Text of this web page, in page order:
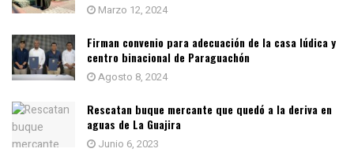
Marzo 12, 2024
Firman convenio para adecuación de la casa lúdica y
centro binacional de Paraguachón
Agosto 8, 2024
Rescatan buque mercante que quedó a la deriva en
aguas de La Guajira
Junio 6, 2023